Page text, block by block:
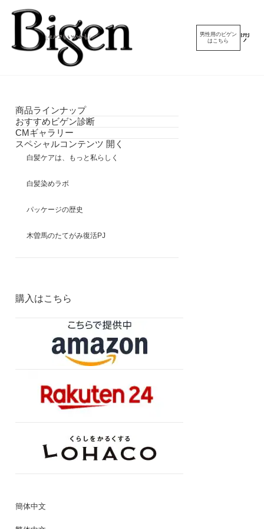
男性用のビゲン
はこちら
メ
開
く
商品ラインナップ
おすすめビゲン診断
CMギャラリー
スペシャルコンテンツ 開く
白髪ケアは、 もっと私らしく
白髪染めラボ
パッケージの歴史
木曽馬のたてがみ復活PJ
購入はこちら
簡体中文